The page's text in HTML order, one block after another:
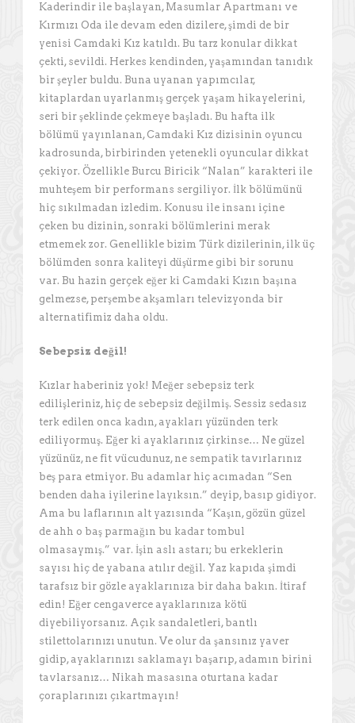
Kaderindir ile başlayan, Masumlar Apartmanı ve
Kırmızı Oda ile devam eden dizilere, şimdi de bir
yenisi Camdaki Kız katıldı. Bu tarz konular dikkat
çekti, sevildi. Herkes kendinden, yaşamından tanıdık
bir şeyler buldu. Buna uyanan yapımcılar,
kitaplardan uyarlanmış gerçek yaşam hikayelerini,
seri bir şeklinde çekmeye başladı. Bu hafta ilk
bölümü yayınlanan, Camdaki Kız dizisinin oyuncu
kadrosunda, birbirinden yetenekli oyuncular dikkat
çekiyor. Özellikle Burcu Biricik “Nalan” karakteri ile
muhteşem bir performans sergiliyor. İlk bölümünü
hiç sıkılmadan izledim. Konusu ile insanı içine
çeken bu dizinin, sonraki bölümlerini merak
etmemek zor. Genellikle bizim Türk dizilerinin, ilk üç
bölümden sonra kaliteyi düşürme gibi bir sorunu
var. Bu hazin gerçek eğer ki Camdaki Kızın başına
gelmezse, perşembe akşamları televizyonda bir
alternatifimiz daha oldu.
Sebepsiz değil!
Kızlar haberiniz yok! Meğer sebepsiz terk
edilişleriniz, hiç de sebepsiz değilmiş. Sessiz sedasız
terk edilen onca kadın, ayakları yüzünden terk
ediliyormuş. Eğer ki ayaklarınız çirkinse… Ne güzel
yüzünüz, ne fit vücudunuz, ne sempatik tavırlarınız
beş para etmiyor. Bu adamlar hiç acımadan “Sen
benden daha iyilerine layıksın.” deyip, basıp gidiyor.
Ama bu laflarının alt yazısında “Kaşın, gözün güzel
de ahh o baş parmağın bu kadar tombul
olmasaymış.” var. İşin aslı astarı; bu erkeklerin
sayısı hiç de yabana atılır değil. Yaz kapıda şimdi
tarafsız bir gözle ayaklarınıza bir daha bakın. İtiraf
edin! Eğer cengaverce ayaklarınıza kötü
diyebiliyorsanız. Açık sandaletleri, bantlı
stilettolarınızı unutun. Ve olur da şansınız yaver
gidip, ayaklarınızı saklamayı başarıp, adamın birini
tavlarsanız… Nikah masasına oturtana kadar
çoraplarınızı çıkartmayın!